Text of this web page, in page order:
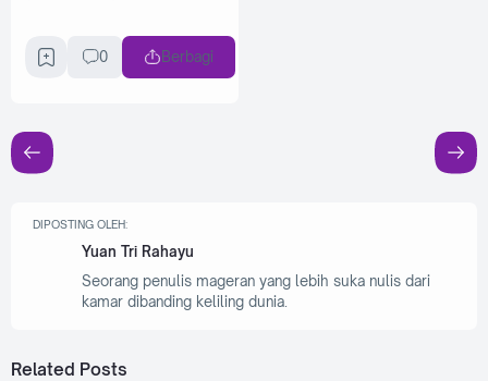
0 Berbagi
DIPOSTING OLEH:
Yuan Tri Rahayu
Seorang penulis mageran yang lebih suka nulis dari
kamar dibanding keliling dunia.
Related Posts